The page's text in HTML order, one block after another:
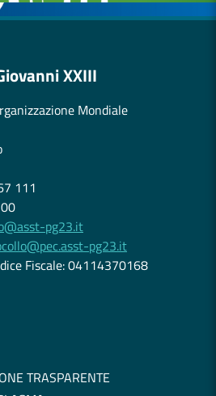
XXIII
Mondiale
111
pg23.it
pg23.it
Fiscale: 04114370168
TRASPARENTE